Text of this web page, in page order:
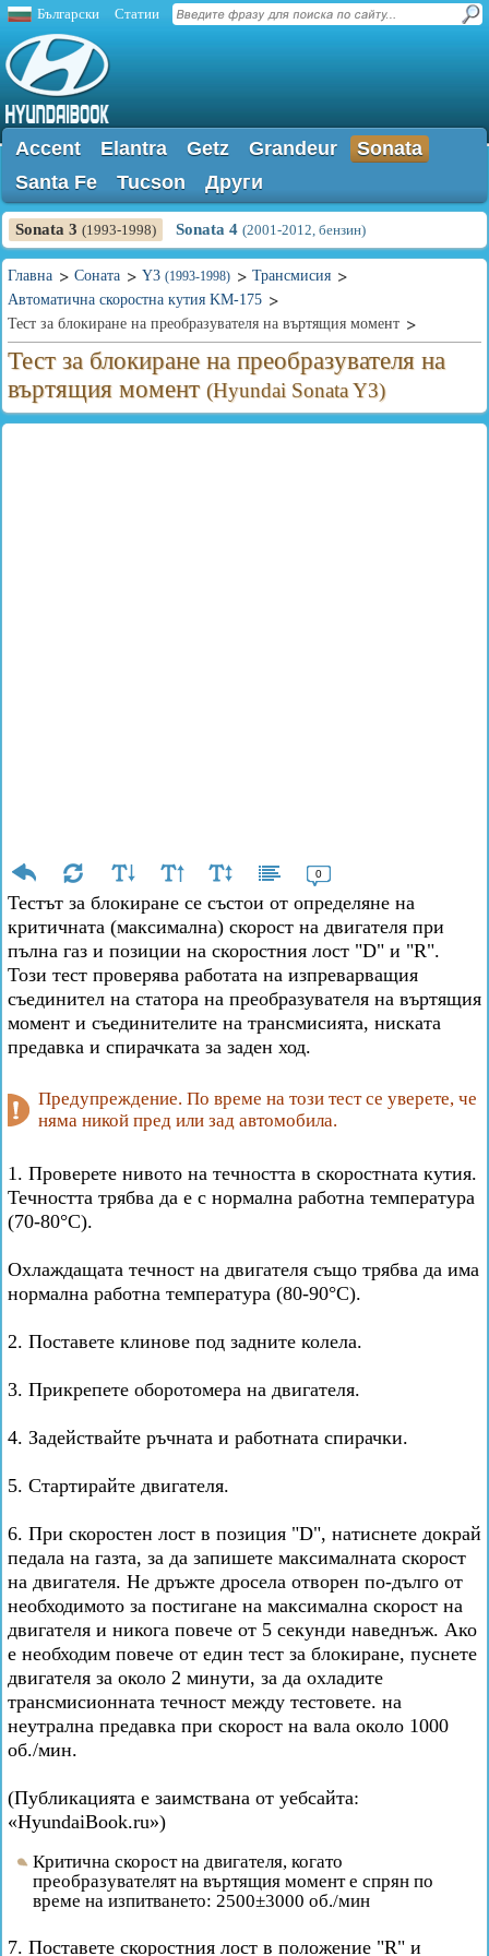
Български Статии
Accent Elantra Getz Grandeur
Sonata
Santa Fe
Tucson Други
Sonata 3 (1993-1998) Sonata 4 (2001-2012, бензин)
Главна Соната Y3 (1993-1998)
Трансмисия
Автоматична скоростна кутия KM-175
Тест за блокиране на преобразувателя на въртящия момент
Тест за блокиране на преобразувателя на
въртящия момент (Hyundai Sonata Y3)
0
Тестът за блокиране се състои от определяне на
критичната (максимална) скорост на двигателя при
пълна газ и позиции на скоростния лост "D" и "R".
Този тест проверява работата на изпреварващия
съединител на статора на преобразувателя на въртящия
момент и съединителите на трансмисията, ниската
предавка и спирачката за заден ход.
Предупреждение. По време на този тест се уверете, че
няма никой пред или зад автомобила.
1. Проверете нивото на течността в скоростната кутия.
Течността трябва да е с нормална работна температура
(70-80°C).
Охлаждащата течност на двигателя също трябва да има
нормална работна температура (80-90°C).
2. Поставете клинове под задните колела.
3. Прикрепете оборотомера на двигателя.
4. Задействайте ръчната и работната спирачки.
5. Стартирайте двигателя.
6. При скоростен лост в позиция "D", натиснете докрай
педала на газта, за да запишете максималната скорост
на двигателя. Не дръжте дросела отворен по-дълго от
необходимото за постигане на максимална скорост на
двигателя и никога повече от 5 секунди наведнъж. Ако
е необходим повече от един тест за блокиране, пуснете
двигателя за около 2 минути, за да охладите
трансмисионната течност между тестовете. на
неутрална предавка при скорост на вала около 1000
об./мин.
(Публикацията е заимствана от уебсайта:
«HyundaiBook.ru»)
Критична скорост на двигателя, когато
преобразувателят на въртящия момент е спрян по
време на изпитването: 2500±3000 об./мин
7. Поставете скоростния лост в положение "R" и